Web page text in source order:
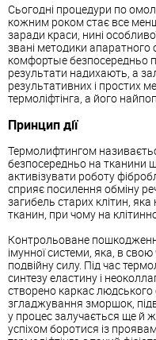
Сьогодні процедури по
кожним роком стає все
заради краси, нині
звані методики апаратного
комфортые безпосередньо
результати надихають, а
результативних і простих
термоліфтінга, а його
Принцип дії
Термолифтингом
безпосередньо на тканини
активізувати роботу
сприяє посилення обміну
загибель старих клітин,
тканин, при чому на
Контрольоване
імунної системи, яка, в
подвійну силу. Під час
синтезу еластину і
створено каркас
згладжування зморшок,
у процес залучається ще й
успіхом боротися із